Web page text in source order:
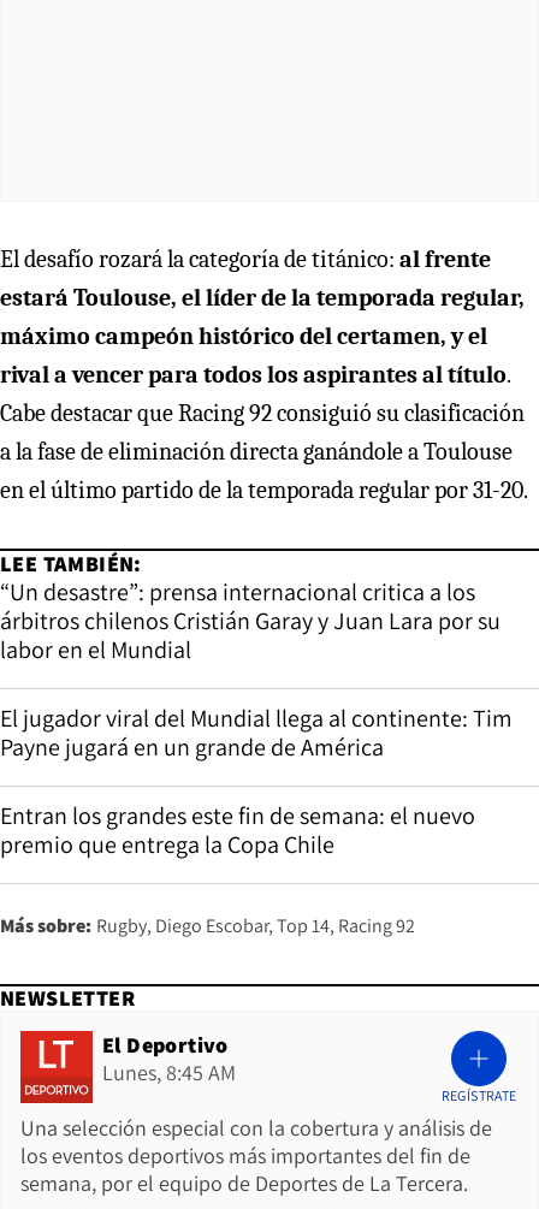
El desafío rozará la categoría de titánico: al frente
estará Toulouse, el líder de la temporada regular,
máximo campeón histórico del certamen, y el
rival a vencer para todos los aspirantes al título.
Cabe destacar que Racing 92 consiguió su clasificación
a la fase de eliminación directa ganándole a Toulouse
en el último partido de la temporada regular por 31-20.
LEE TAMBIÉN:
“Un desastre”: prensa internacional critica a los
árbitros chilenos Cristián Garay y Juan Lara por su
labor en el Mundial
El jugador viral del Mundial llega al continente: Tim
Payne jugará en un grande de América
Entran los grandes este fin de semana: el nuevo
premio que entrega la Copa Chile
Más sobre: Rugby Diego Escobar Top 14 Racing 92
NEWSLETTER
El Deportivo
Lunes, 8:45 AM
Una selección especial con la cobertura y análisis de
los eventos deportivos más importantes del fin de
semana, por el equipo de Deportes de La Tercera.
REGÍSTRATE